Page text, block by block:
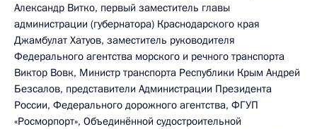
Александр Витко, первый заместитель главы
администрации (губернатора) Краснодарского края
Джамбулат Хатуов, заместитель руководителя
Федерального агентства морского и речного транспорта
Виктор Вовк, Министр транспорта Республики Крым Андрей
Безсалов, представители Администрации Президента
России, Федерального дорожного агентства, ФГУП
«Росморпорт», Объединённой судостроительной